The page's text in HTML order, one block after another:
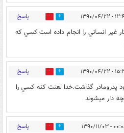
۱۳۹۰/۰۴/۲۲ 1 پاسخ
غير انساني را انجام داده است كسي كه
۰۴/۲۲ 1 پاسخ
پدرومادر گذاشت.خدا لعنت كنه كسي را
دار ميشوند
- ۱۳۹۰/۱۱/۰۳ 1 پاسخ